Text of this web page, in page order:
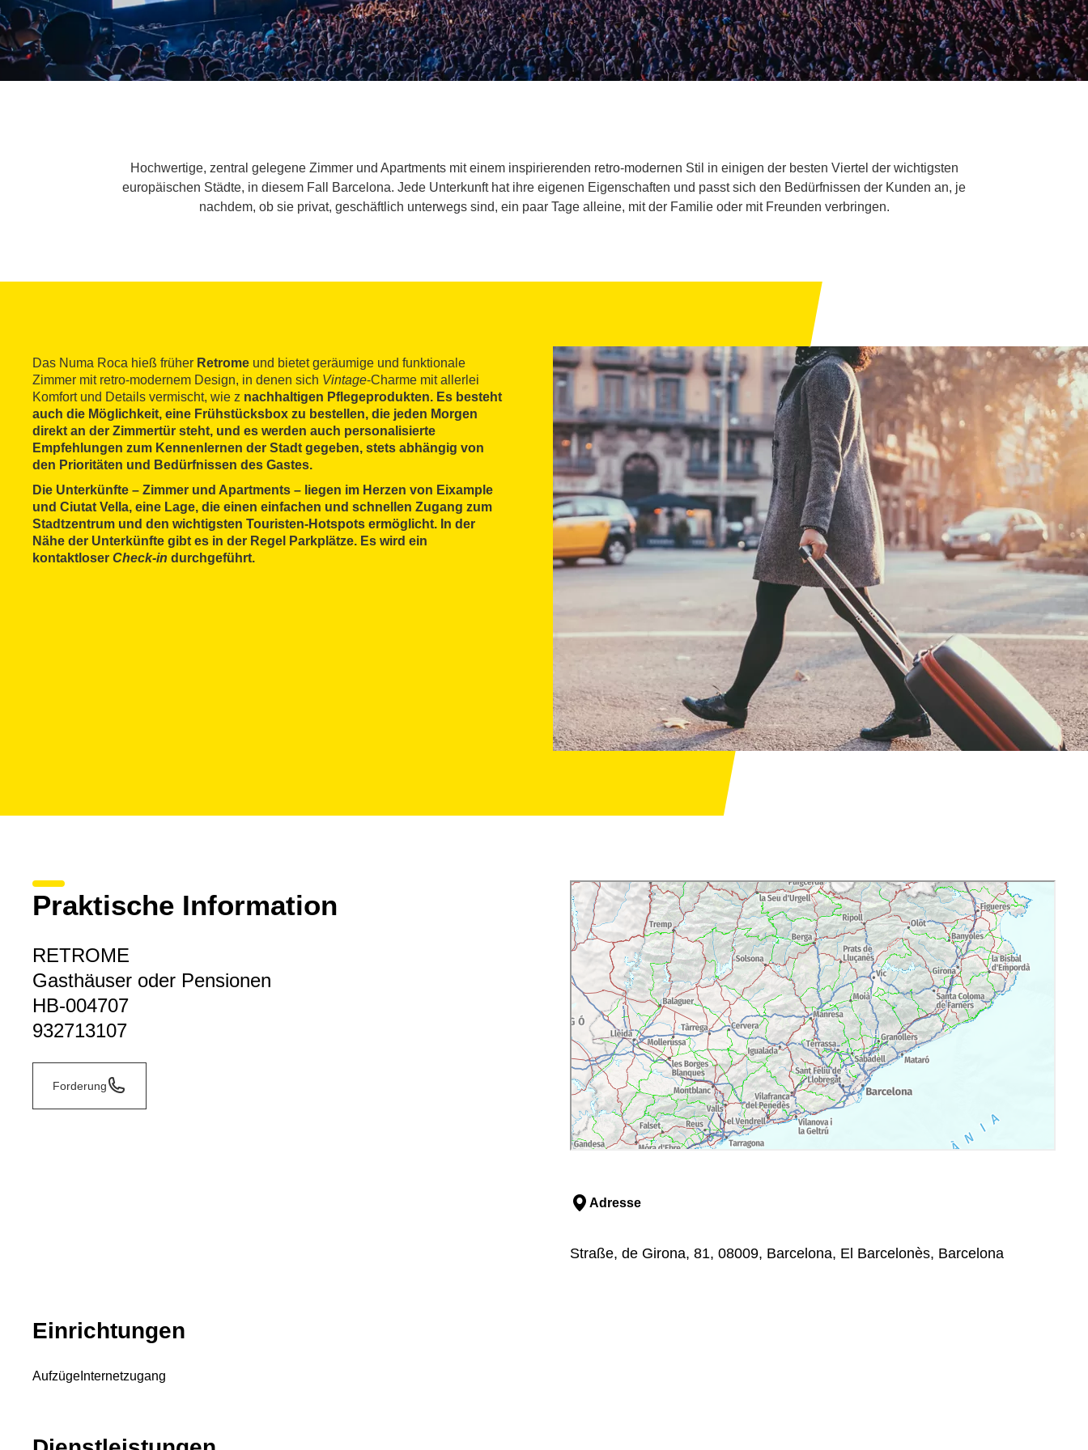
Hochwertige, zentral gelegene Zimmer und Apartments mit einem inspirierenden retro-modernen Stil in einigen der besten Viertel der wichtigsten
europäischen Städte, in diesem Fall Barcelona. Jede Unterkunft hat ihre eigenen Eigenschaften und passt sich den Bedürfnissen der Kunden an, je
nachdem, ob sie privat, geschäftlich unterwegs sind, ein paar Tage alleine, mit der Familie oder mit Freunden verbringen.
Das Numa Roca hieß früher Retrome und bietet geräumige und funktionale
Zimmer mit retro-modernem Design, in denen sich Vintage-Charme mit allerlei
Komfort und Details vermischt, wie z nachhaltigen Pflegeprodukten. Es besteht
auch die Möglichkeit, eine Frühstücksbox zu bestellen, die jeden Morgen
direkt an der Zimmertür steht, und es werden auch personalisierte
Empfehlungen zum Kennenlernen der Stadt gegeben, stets abhängig von
den Prioritäten und Bedürfnissen des Gastes.
Die Unterkünfte – Zimmer und Apartments – liegen im Herzen von Eixample
und Ciutat Vella, eine Lage, die einen einfachen und schnellen Zugang zum
Stadtzentrum und den wichtigsten Touristen-Hotspots ermöglicht. In der
Nähe der Unterkünfte gibt es in der Regel Parkplätze. Es wird ein
kontaktloser Check-in durchgeführt.
Praktische Information
RETROME
Gasthäuser oder Pensionen
HB-004707
932713107
Forderung
Adresse
Straße, de Girona, 81, 08009, Barcelona, El Barcelonès, Barcelona
Einrichtungen
Aufzüge Internetzugang